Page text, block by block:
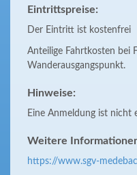
Eintrittspreise:
Der Eintritt ist kostenfrei
Anteilige Fahrtkosten bei
Wanderausgangspunkt.
Hinweise:
Eine Anmeldung ist nicht
Weitere
https://www.sgv-